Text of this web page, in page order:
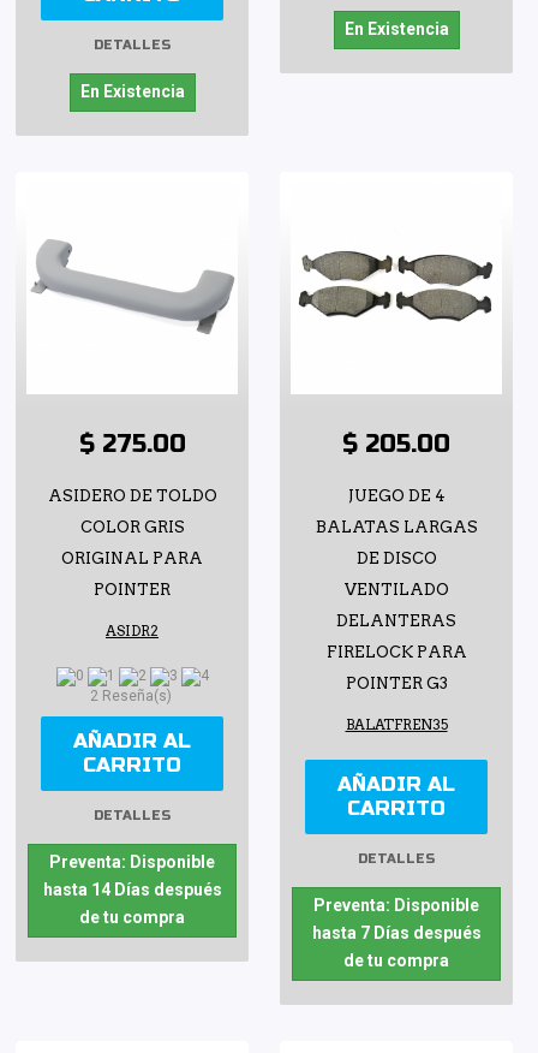
DETALLES
En Existencia
En Existencia
$ 275.00
ASIDERO DE TOLDO
COLOR GRIS
ORIGINAL PARA
POINTER
ASIDR2
2 Reseña(s)
AÑADIR AL
CARRITO
DETALLES
Preventa: Disponible
hasta 14 Días después
de tu compra
$ 205.00
JUEGO DE 4
BALATAS LARGAS
DE DISCO
VENTILADO
DELANTERAS
FIRELOCK PARA
POINTER G3
BALATFREN35
AÑADIR AL
CARRITO
DETALLES
Preventa: Disponible
hasta 7 Días después
de tu compra